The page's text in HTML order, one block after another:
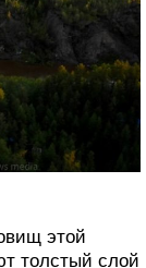
этой
толстый слой